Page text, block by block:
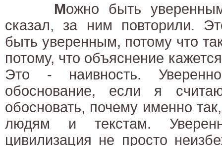
Можно быть
сказал, за ним повторили.
быть уверенным, потому что
потому, что объяснение
Это - наивность.
обоснование, если я
обосновать, почему именно
людям и текстам.
цивилизация не просто